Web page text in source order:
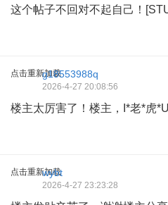
这个帖子不回对不起自己！
点击重新加载g18553988q
2026-4-27 20:08:56
楼主太厉害了！楼主，I*老*虎
点击重新加载
wybt
2026-4-27 23:23:28